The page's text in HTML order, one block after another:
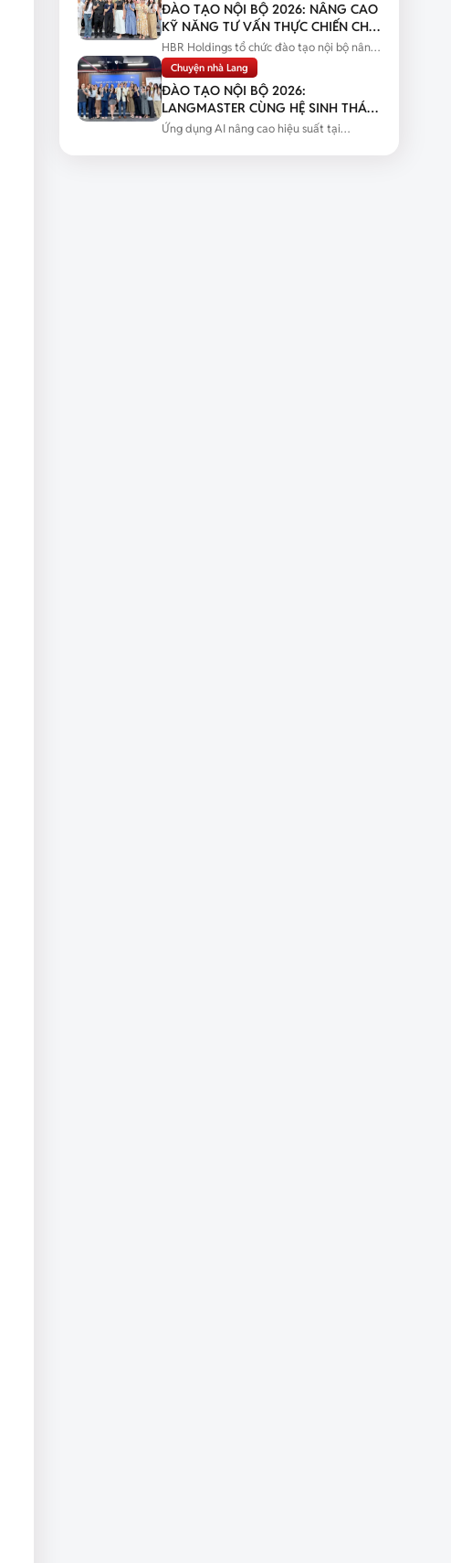
ĐÀO TẠO NỘI BỘ 2026: NÂNG CAO
KỸ NĂNG TƯ VẤN THỰC CHIẾN CHO
ĐỘI NGŨ SALES
HBR Holdings tổ chức đào tạo nội bộ nâng
cao kỹ năng tư vấn thực chiến...
Chuyện nhà Lang
ĐÀO TẠO NỘI BỘ 2026:
LANGMASTER CÙNG HỆ SINH THÁI
HBR HOLDINGS NÂNG CAO NĂNG
Ứng dụng AI nâng cao hiệu suất tại